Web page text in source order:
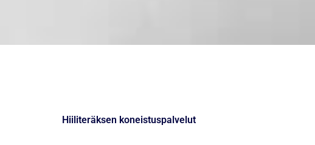
Hiiliteräksen koneistuspalvelut